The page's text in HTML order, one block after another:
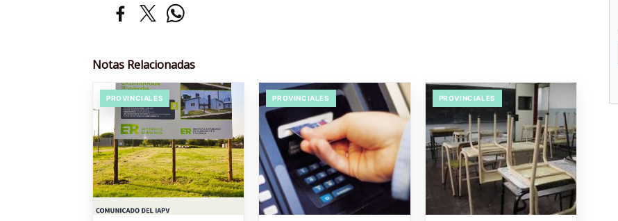
Notas Relacionadas
PROVINCIALES PROVINCIALES PROVINCIALES